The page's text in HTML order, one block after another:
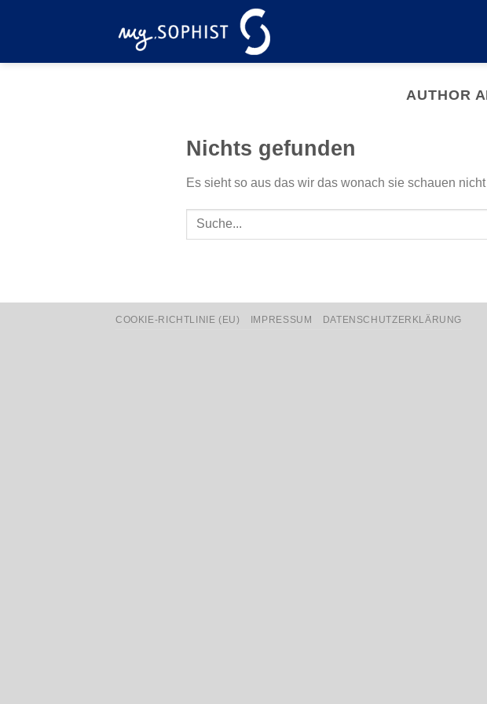
AUTHOR
Nichts gefunden
Es sieht so aus das wir das wonach sie schauen
COOKIE-RICHTLINIE (EU) IMPRESSUM DATENSCHUTZERKLÄRUNG